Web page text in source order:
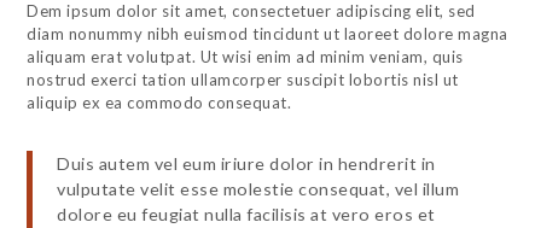
Dem ipsum dolor sit amet, consectetuer adipiscing elit, sed
diam nonummy nibh euismod tincidunt ut laoreet dolore magna
aliquam erat volutpat. Ut wisi enim ad minim veniam, quis
nostrud exerci tation ullamcorper suscipit lobortis nisl ut
aliquip ex ea commodo consequat.
Duis autem vel eum iriure dolor in hendrerit in
vulputate velit esse molestie consequat, vel illum
dolore eu feugiat nulla facilisis at vero eros et